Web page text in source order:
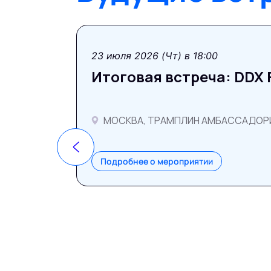
23 июля 2026 (Чт) в 18:00
Итоговая встреча:
МОСКВА, ТРАМПЛИН
Подробнее о мероприятии